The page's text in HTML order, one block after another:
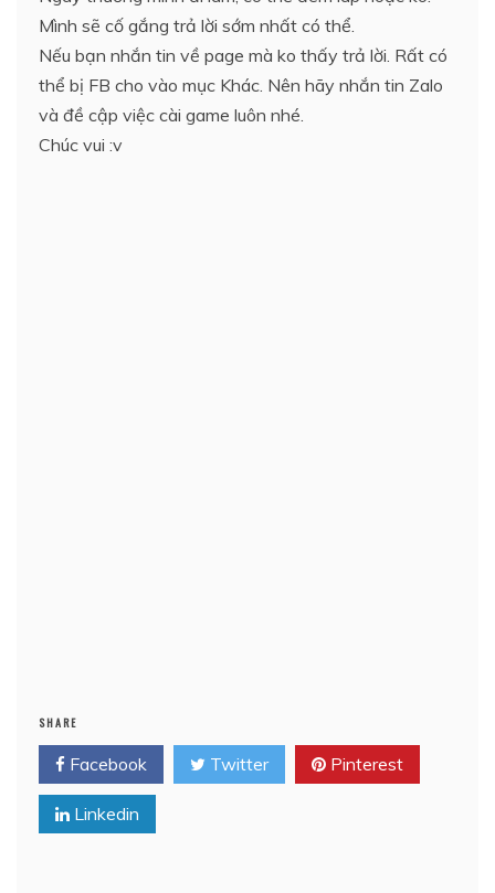
Mình sẽ cố gắng trả lời sớm nhất có thể.
Nếu bạn nhắn tin về page mà ko thấy trả lời. Rất có
thể bị FB cho vào mục Khác. Nên hãy nhắn tin Zalo
và đề cập việc cài game luôn nhé.
Chúc vui :v
SHARE
Facebook Twitter Pinterest
Linkedin